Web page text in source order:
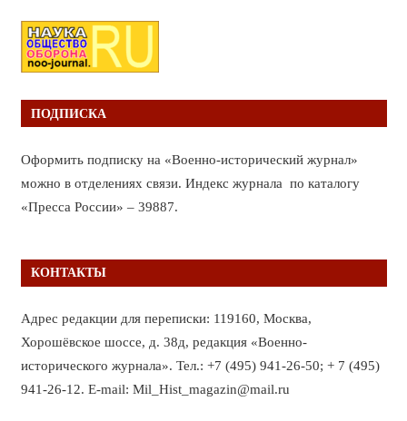
ПОДПИСКА
Оформить подписку на «Военно-исторический журнал»
можно в отделениях связи. Индекс журнала по каталогу
«Пресса России» – 39887.
КОНТАКТЫ
Адрес редакции для переписки: 119160, Москва,
Хорошёвское шоссе, д. 38д, редакция «Военно-
исторического журнала». Тел.: +7 (495) 941-26-50; + 7 (495)
941-26-12. E-mail: Mil_Hist_magazin@mail.ru